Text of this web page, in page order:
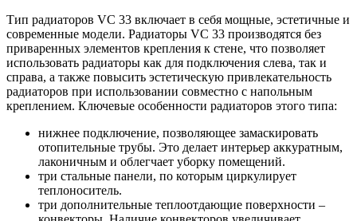
Тип радиаторов VC 33 включает в себя мощные, эстетичные и
современные модели. Радиаторы VC 33 производятся без
приваренных элементов крепления к стене, что позволяет
использовать радиаторы как для подключения слева, так и
справа, а также повысить эстетическую привлекательность
радиаторов при использовании совместно с напольным
креплением. Ключевые особенности радиаторов этого типа:
нижнее подключение, позволяющее замаскировать
отопительные трубы. Это делает интерьер аккуратным,
лаконичным и облегчает уборку помещений.
три стальные панели, по которым циркулирует
теплоноситель.
три дополнительные теплоотдающие поверхности –